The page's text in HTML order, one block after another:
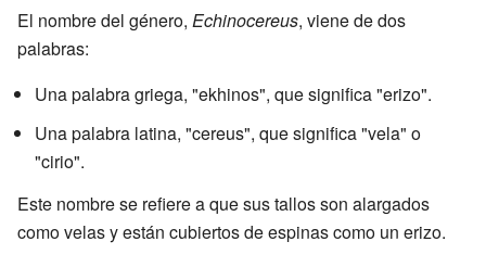
El nombre del género, Echinocereus, viene de dos
palabras:
Una palabra griega, "ekhinos", que significa "erizo".
Una palabra latina, "cereus", que significa "vela" o
"cirio".
Este nombre se refiere a que sus tallos son alargados
como velas y están cubiertos de espinas como un erizo.